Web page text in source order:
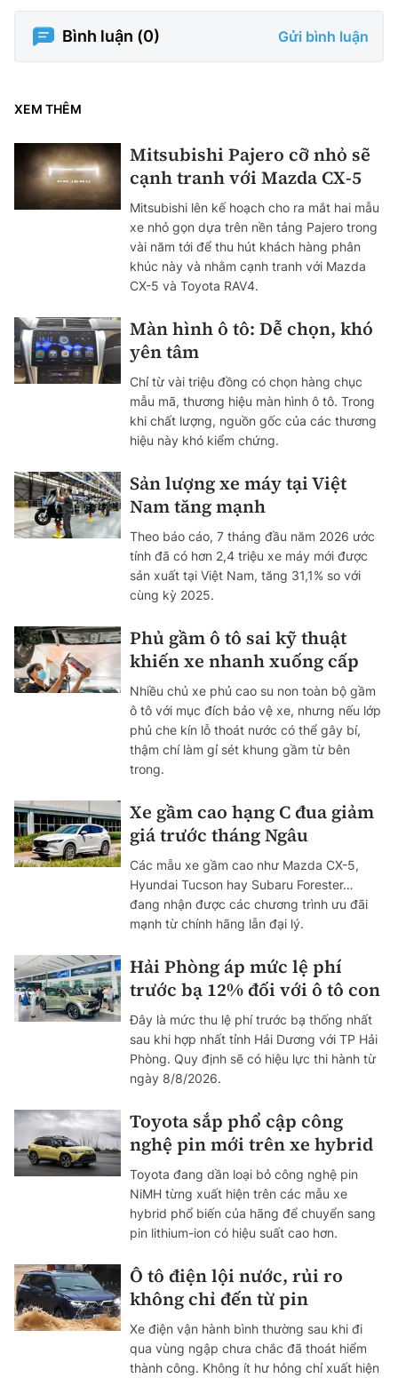
Bình luận (0) Gửi bình luận
XEM THÊM
Mitsubishi Pajero cỡ nhỏ sẽ
cạnh tranh với Mazda CX-5
Mitsubishi lên kế hoạch cho ra mắt hai mẫu
xe nhỏ gọn dựa trên nền tảng Pajero trong
vài năm tới để thu hút khách hàng phân
khúc này và nhằm cạnh tranh với Mazda
CX-5 và Toyota RAV4.
Màn hình ô tô: Dễ chọn, khó
yên tâm
Chỉ từ vài triệu đồng có chọn hàng chục
mẫu mã, thương hiệu màn hình ô tô. Trong
khi chất lượng, nguồn gốc của các thương
hiệu này khó kiểm chứng.
Sản lượng xe máy tại Việt
Nam tăng mạnh
Theo báo cáo, 7 tháng đầu năm 2026 ước
tính đã có hơn 2,4 triệu xe máy mới được
sản xuất tại Việt Nam, tăng 31,1% so với
cùng kỳ 2025.
Phủ gầm ô tô sai kỹ thuật
khiến xe nhanh xuống cấp
Nhiều chủ xe phủ cao su non toàn bộ gầm
ô tô với mục đích bảo vệ xe, nhưng nếu lớp
phủ che kín lỗ thoát nước có thể gây bí,
thậm chí làm gỉ sét khung gầm từ bên
trong.
Xe gầm cao hạng C đua giảm
giá trước tháng Ngâu
Các mẫu xe gầm cao như Mazda CX-5,
Hyundai Tucson hay Subaru Forester…
đang nhận được các chương trình ưu đãi
mạnh từ chính hãng lẫn đại lý.
Hải Phòng áp mức lệ phí
trước bạ 12% đối với ô tô con
Đây là mức thu lệ phí trước bạ thống nhất
sau khi hợp nhất tỉnh Hải Dương với TP Hải
Phòng. Quy định sẽ có hiệu lực thi hành từ
ngày 8/8/2026.
Toyota sắp phổ cập công
nghệ pin mới trên xe hybrid
Toyota đang dần loại bỏ công nghệ pin
NiMH từng xuất hiện trên các mẫu xe
hybrid phổ biến của hãng để chuyển sang
pin lithium-ion có hiệu suất cao hơn.
Ô tô điện lội nước, rủi ro
không chỉ đến từ pin
Xe điện vận hành bình thường sau khi đi
qua vùng ngập chưa chắc đã thoát hiểm
thành công. Không ít hư hỏng chỉ xuất hiện